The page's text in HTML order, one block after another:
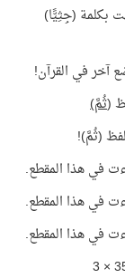
بكلمة (جِثِيًّا)
آخر في القرآن!
(ثُمَّ)